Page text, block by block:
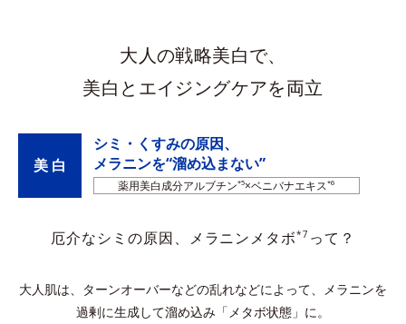
大人の戦略美白で、
美白とエイジングケアを両立
美 白
シミ・くすみの原因、
メラニンを“溜め込まない”
薬用美白成分アルブチン*5×ベニバナエキス*6
厄介なシミの原因、メラニンメタボ*7 って？
大人肌は、ターンオーバーなどの乱れなどによって、メラニンを
過剰に生成して溜め込み「メタボ状態」に。